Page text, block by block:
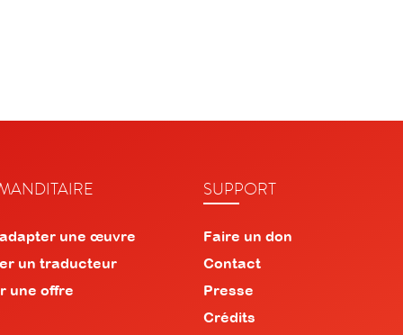
une œuvre
un traducteur
une offre
SUPPORT
Faire un don
Contact
Presse
Crédits